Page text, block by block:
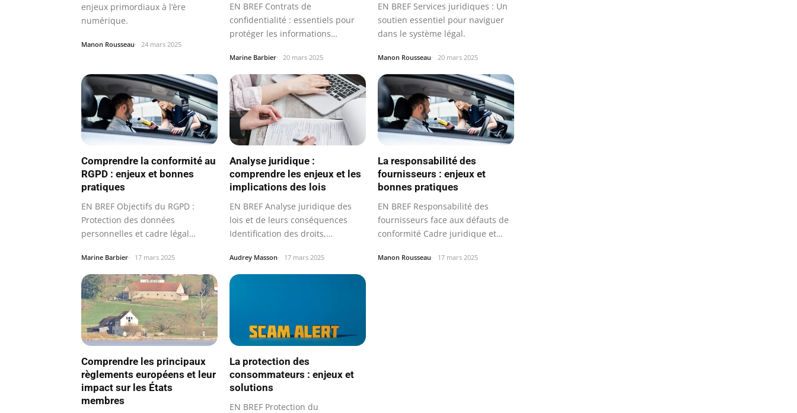
enjeux primordiaux à l’ère
numérique.
Manon Rousseau 24 mars 2025
EN BREF Contrats de
confidentialité : essentiels pour
protéger les informations
Marine Barbier 20 mars 2025
EN BREF Services juridiques : Un
soutien essentiel pour naviguer
dans le système légal.
Manon Rousseau 20 mars 2025
Comprendre la conformité au
RGPD : enjeux et bonnes
pratiques
EN BREF Objectifs du RGPD :
Protection des données
personnelles et cadre légal
Marine Barbier 17 mars 2025
Analyse juridique :
comprendre les enjeux et les
implications des lois
EN BREF Analyse juridique des
lois et de leurs conséquences
Identification des droits,
Audrey Masson 17 mars 2025
La responsabilité des
fournisseurs : enjeux et
bonnes pratiques
EN BREF Responsabilité des
fournisseurs face aux défauts de
conformité Cadre juridique et…
Manon Rousseau 17 mars 2025
Comprendre les principaux
règlements européens et leur
impact sur les États
membres
La protection des
consommateurs : enjeux et
solutions
EN BREF Protection du